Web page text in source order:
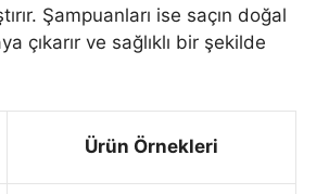
Şampuanları ise saçın doğal
çıkarır ve sağlıklı bir şekilde
Ürün Örnekleri